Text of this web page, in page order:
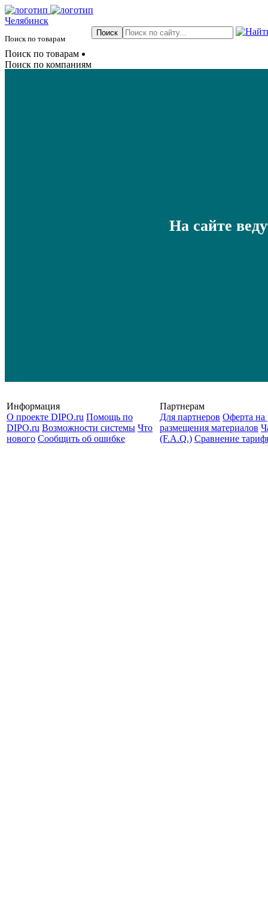
Челябинск
Поиск по товарам
Поиск по товарам
Поиск по компаниям
На сайте
Информация
О проекте DIPO.ru Помощь по
DIPO.ru Возможности системы Что
нового Сообщить об ошибке
Партнерам
Для партнеров Оферта на
размещения материалов
(F.A.Q.) Cравнение